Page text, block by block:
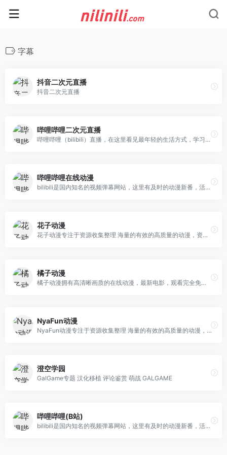
字幕
抖音二次元直播
抖音二次元直播
哔哩哔哩二次元直播
哔哩哔哩（bilibili）直播，在这里看见最年轻的生活方式，学习、游戏、电竞、宅舞、唱见、绘画、美食等等应有尽有，快来捕捉你最喜欢的up主最真实的一面吧！
哔哩哔哩在线动漫
bilibili是国内知名的视频弹幕网站，这里有及时的动漫新番，活跃的ACG氛围，有创意的Up主。大家可以在这里找到许多欢乐。
花子动漫
花子动漫专注于资源收集整理 海量的有效的高质量的动漫，资源下载，最新电影，观看完全免费、高速播放、更新及时在线，我们致力为所有动漫迷们提供最好看的动漫
橘子动漫
橘子动漫拥有高清晰画质的在线动漫，最新电影，观看完全免费、高速播放、更新及时在线，我们致力为所有动漫迷们提供最好看的动漫
NyaFun动漫
NyaFun动漫专注于资源收集整理 海量的有效的高质量的动漫，资源下载，最新电影，观看完全免费、高速播放、更新及时在线，我们致力为所有动漫迷们提供最好看的动漫
澄空学园
GalGame专题 汉化移植 评论鉴赏 萌战 GALGAME
哔哩哔哩(B站)
bilibili是国内知名的视频弹幕网站，这里有及时的动漫新番，活跃的ACG氛围，有创意的Up主。大家可以在这里找到许多欢乐。